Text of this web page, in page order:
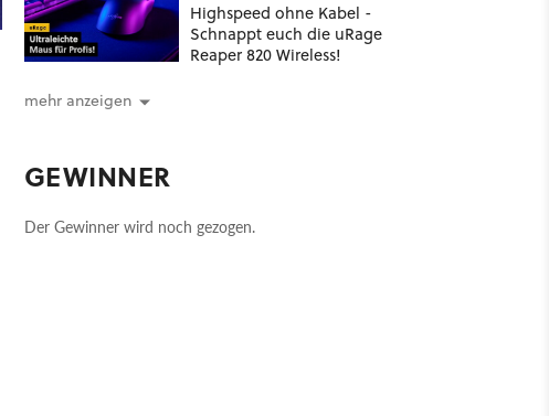
Highspeed ohne Kabel -
Schnappt euch die uRage
Reaper 820 Wireless!
mehr anzeigen
GEWINNER
Der Gewinner wird noch gezogen.